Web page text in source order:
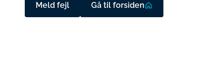
Meld fejl Gå til forsiden